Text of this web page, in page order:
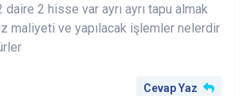
daire 2 hisse var ayrı ayrı tapu almak
maliyeti ve yapılacak işlemler nelerdir
Cevap Yaz